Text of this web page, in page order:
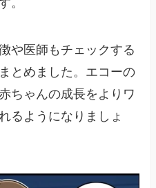
や医師もチェックする
とめました。エコーの
ちゃんの成長をよりワ
るようになりましょ